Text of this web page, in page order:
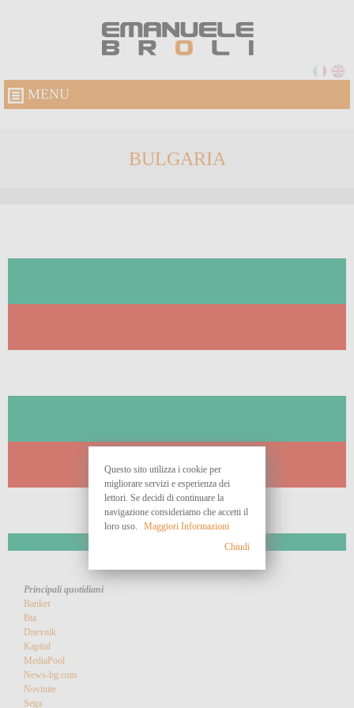
MENU
BULGARIA
Principali quotidiani
Banker
Bta
Dnevnik
Kapital
MediaPool
News-bg.com
Novinite
Sega
Questo sito utilizza i cookie per
migliorare servizi e esperienza dei
lettori. Se decidi di continuare la
navigazione consideriamo che accetti il
loro uso.
Maggiori Informazioni
Chiudi